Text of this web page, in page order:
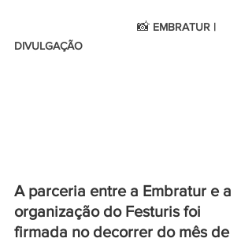
                                       📸
EMBRATUR |
DIVULGAÇÃO
A parceria entre a Embratur e a
organização do Festuris foi
firmada no decorrer do mês de